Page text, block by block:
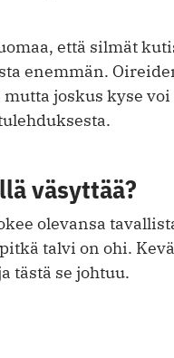
että silmät
enemmän.
joskus kyse
väsyttää?
olevansa
talvi on ohi.
tästä se johtuu.